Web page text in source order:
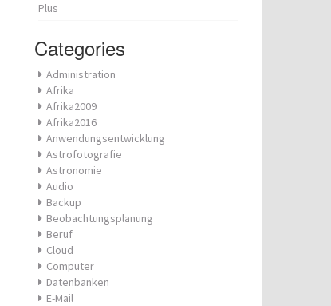
Plus
Categories
Administration
Afrika
Afrika2009
Afrika2016
Anwendungsentwicklung
Astrofotografie
Astronomie
Audio
Backup
Beobachtungsplanung
Beruf
Cloud
Computer
Datenbanken
E-Mail